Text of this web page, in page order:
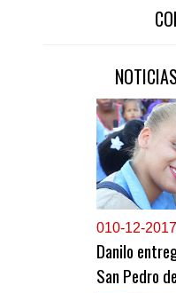
010-12-2017
Danilo
San Pedro